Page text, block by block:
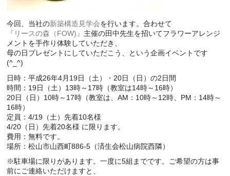
今回、当社の新築構造見学会を行います。合わせて
『リースの森（FOW)』 主催の田中先生を招いてフラワーアレンジ
メントを手作り体験していただき、
母の日プレゼントにしていただこう、という企画イベントです
(^_^)
日時：平成26年4月19日（土）・20日（日）の2日間
時間：19日（土）13時～17時（教室は14時～16時）
20日（日）10時～17時（教室は、AM：10時～12時、PM：14時～
16時）
定員：4/19（土）先着10名様
4/20（日）先着20名様 に限ります。
費用：無料です。
場所：松山市山西町886-5（済生会松山病院西隣）
※駐車場に限りがあります。一度に5組までです。ご希望の方は事
前にご連絡いただけますと、